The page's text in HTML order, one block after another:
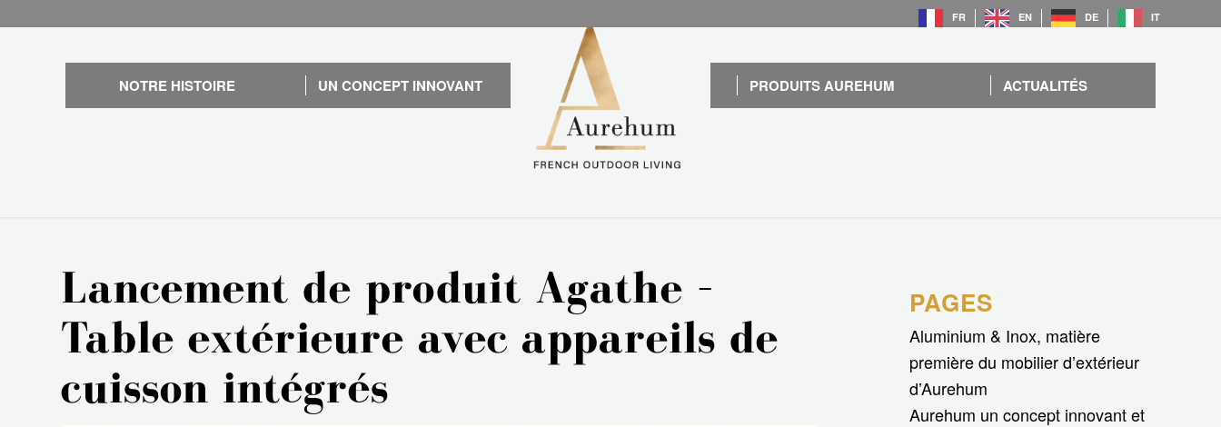
FR EN DE IT
NOTRE HISTOIRE UN CONCEPT INNOVANT PRODUITS AUREHUM ACTUALITÉS
Lancement de produit Agathe –
Table extérieure avec appareils de
cuisson intégrés
PAGES
Aluminium & Inox, matière
première du mobilier d’extérieur
d’Aurehum
Aurehum un concept innovant et